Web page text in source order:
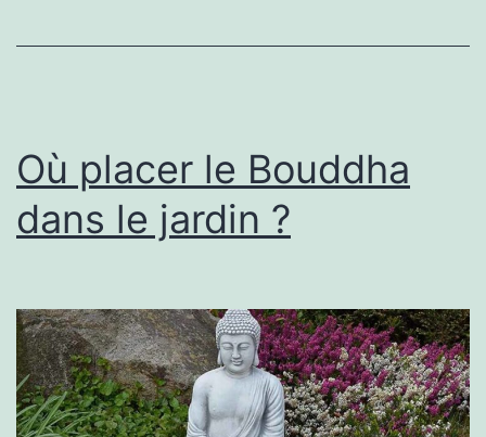
une
Où placer le Bouddha
dans le jardin ?